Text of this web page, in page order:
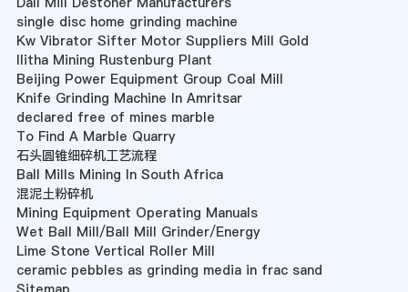
single disc home grinding machine
Kw Vibrator Sifter Motor Suppliers Mill Gold
Ilitha Mining Rustenburg Plant
Beijing Power Equipment Group Coal Mill
Knife Grinding Machine In Amritsar
declared free of mines marble
To Find A Marble Quarry
石头圆锥细碎机工艺流程
Ball Mills Mining In South Africa
混泥土粉碎机
Mining Equipment Operating Manuals
Wet Ball Mill/Ball Mill Grinder/Energy
Lime Stone Vertical Roller Mill
ceramic pebbles as grinding media in frac sand